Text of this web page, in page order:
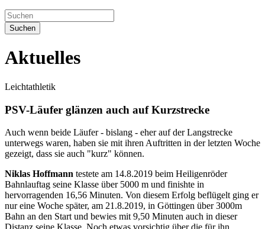
Suchen
Aktuelles
Leichtathletik
PSV-Läufer glänzen auch auf Kurzstrecke
Auch wenn beide Läufer - bislang - eher auf der Langstrecke
unterwegs waren, haben sie mit ihren Auftritten in der letzten Woche
gezeigt, dass sie auch "kurz" können.
Niklas Hoffmann testete am 14.8.2019 beim Heiligenröder
Bahnlauftag seine Klasse über 5000 m und finishte in
hervorragenden 16,56 Minuten. Von diesem Erfolg beflügelt ging er
nur eine Woche später, am 21.8.2019, in Göttingen über 3000m
Bahn an den Start und bewies mit 9,50 Minuten auch in dieser